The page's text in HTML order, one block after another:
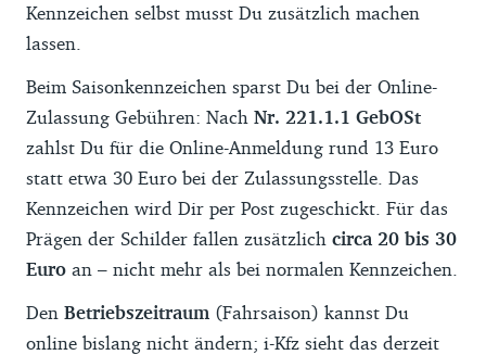
Kennzeichen selbst musst Du zusätzlich machen
lassen.
Beim Saisonkennzeichen sparst Du bei der Online-
Zulassung Gebühren: Nach Nr. 221.1.1 GebOSt
zahlst Du für die Online-Anmeldung rund 13 Euro
statt etwa 30 Euro bei der Zulassungsstelle. Das
Kennzeichen wird Dir per Post zugeschickt. Für das
Prägen der Schilder fallen zusätzlich circa 20 bis 30
Euro an – nicht mehr als bei normalen Kennzeichen.
Den Betriebszeitraum (Fahrsaison) kannst Du
online bislang nicht ändern; i-Kfz sieht das derzeit